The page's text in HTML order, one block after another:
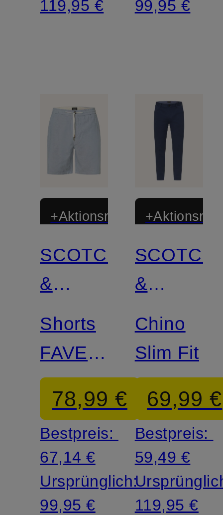
119,95 € 99,95 €
+Aktionsrabatt
SCOTCH
&
SODA
Shorts
FAVE
Regular
Fit78,99 €
Bestpreis:
67,14 €
Ursprünglich:
99,95 €
SCOTCH
&
SODA
Chino
Slim Fit
69,99 €
Bestpreis:
59,49 €
119,95 €